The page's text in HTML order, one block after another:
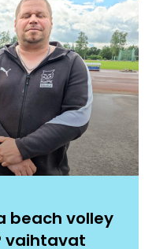
beach volley
vaihtavat